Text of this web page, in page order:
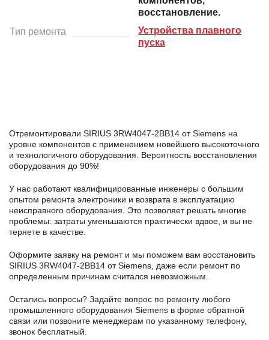
восстановление.
Тип ремонта
Устройства плавного
пуска
Отремонтировали SIRIUS 3RW4047-2BB14 от Siemens на
уровне компонентов с применением новейшего высокоточного
и технологичного оборудования. Вероятность восстановления
оборудования до 90%!
У нас работают квалифицированные инженеры с большим
опытом ремонта электроники и возврата в эксплуатацию
неисправного оборудования. Это позволяет решать многие
проблемы: затраты уменьшаются практически вдвое, и вы не
теряете в качестве.
Оформите заявку на ремонт и мы поможем вам восстановить
SIRIUS 3RW4047-2BB14 от Siemens, даже если ремонт по
определенным причинам считался невозможным.
Остались вопросы? Задайте вопрос по ремонту любого
промышленного оборудования Siemens в формe обратной
связи или позвоните менеджерам по указанному телефону,
звонок бесплатный.